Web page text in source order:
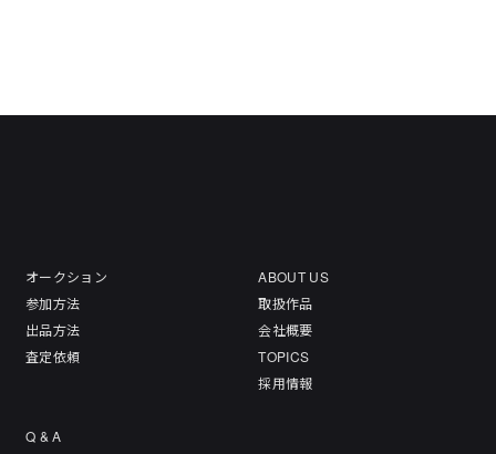
オークション
参加方法
出品方法
査定依頼
ABOUT US
取扱作品
会社概要
TOPICS
採用情報
Q & A